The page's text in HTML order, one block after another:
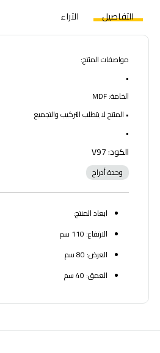
التفاصيل الآراء
مواصفات المنتج:
•
الخامة: MDF
• المنتج لا يتطلب التركيب والتجميع
•
الكود: V97
وحدة أدراج
ابعاد المنتج:
الارتفاع: 110 سم
العرض: 80 سم
العمق: 40 سم